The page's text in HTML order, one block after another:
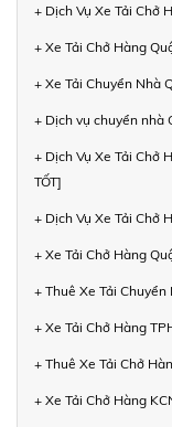
+ Dịch Vụ Xe Tải Chở
+ Xe Tải Chở Hàng
+ Xe Tải Chuyển Nhà
+ Dịch vụ chuyển nhà
+ Dịch Vụ Xe Tải Chở
TỐT]
+ Dịch Vụ Xe Tải Chở
+ Xe Tải Chở Hàng
+ Thuê Xe Tải
+ Xe Tải Chở Hàng
+ Thuê Xe Tải Chở
+ Xe Tải Chở Hàng